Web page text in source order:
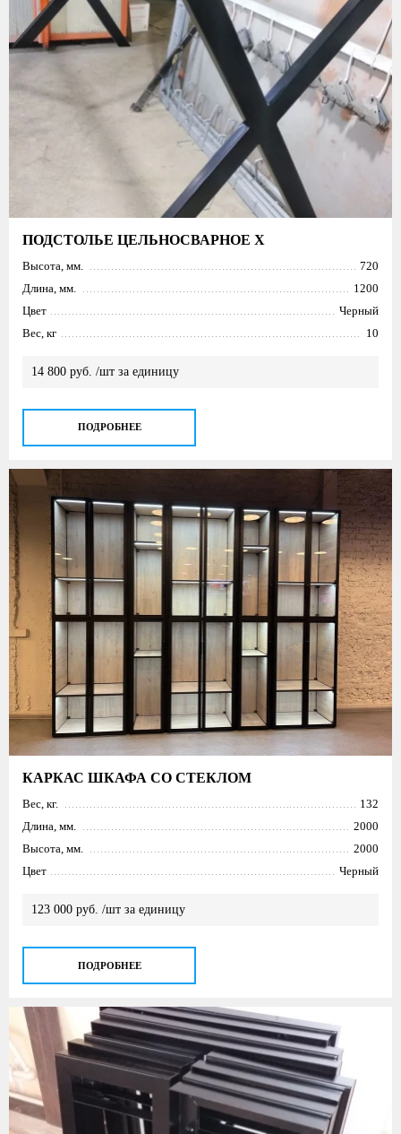
ПОДСТОЛЬЕ ЦЕЛЬНОСВАРНОЕ X
Высота, мм.
720
Длина, мм.
1200
Цвет
Черный
Вес, кг
10
14 800 руб. /шт за единицу
ПОДРОБНЕЕ
КАРКАС ШКАФА СО СТЕКЛОМ
Вес, кг.
132
Длина, мм.
2000
Высота, мм.
2000
Цвет
Черный
123 000 руб. /шт за единицу
ПОДРОБНЕЕ